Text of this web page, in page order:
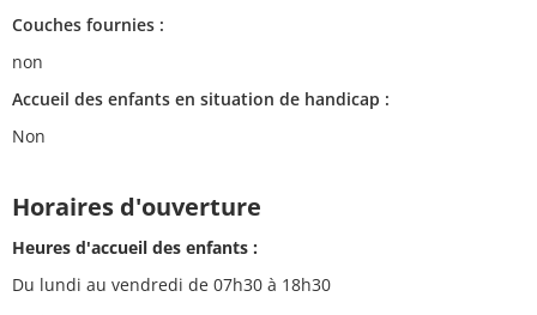
Couches fournies :
non
Accueil des enfants en situation de handicap :
Non
Horaires d'ouverture
Heures d'accueil des enfants :
Du lundi au vendredi de 07h30 à 18h30